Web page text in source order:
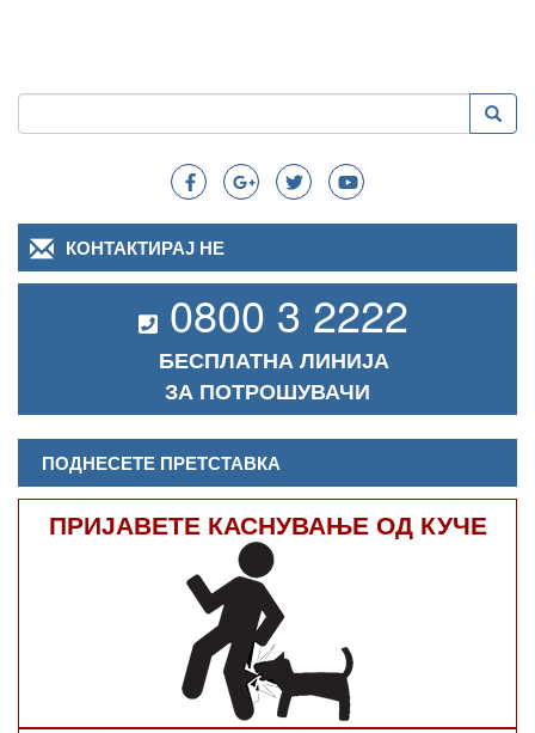
Search
Пребарување
КОНТАКТИРАЈ НЕ
0800 3 2222
БЕСПЛАТНА ЛИНИЈА
ЗА ПОТРОШУВАЧИ
ПОДНЕСЕТЕ ПРЕТСТАВКА
ПРИЈАВЕТЕ КАСНУВАЊЕ ОД КУЧЕ